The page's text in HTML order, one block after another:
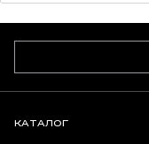
КАТАЛОГ